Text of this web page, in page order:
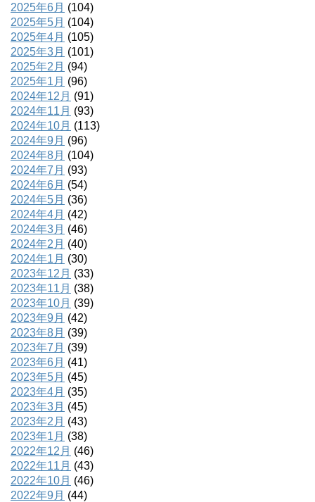
2025年6月 (104)
2025年5月 (104)
2025年4月 (105)
2025年3月 (101)
2025年2月 (94)
2025年1月 (96)
2024年12月 (91)
2024年11月 (93)
2024年10月 (113)
2024年9月 (96)
2024年8月 (104)
2024年7月 (93)
2024年6月 (54)
2024年5月 (36)
2024年4月 (42)
2024年3月 (46)
2024年2月 (40)
2024年1月 (30)
2023年12月 (33)
2023年11月 (38)
2023年10月 (39)
2023年9月 (42)
2023年8月 (39)
2023年7月 (39)
2023年6月 (41)
2023年5月 (45)
2023年4月 (35)
2023年3月 (45)
2023年2月 (43)
2023年1月 (38)
2022年12月 (46)
2022年11月 (43)
2022年10月 (46)
2022年9月 (44)